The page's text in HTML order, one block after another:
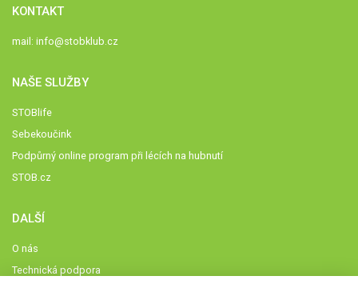
KONTAKT
mail: info@stobklub.cz
NAŠE SLUŽBY
STOBlife
Sebekoučink
Podpůrný online program při lécích na hubnutí
STOB.cz
DALŠÍ
O nás
Technická podpora